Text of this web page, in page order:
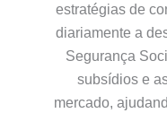
estratégias de
diariamente a
Segurança
subsídios e
mercado,